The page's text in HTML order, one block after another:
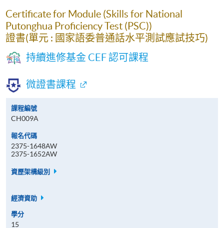
Certificate for Module (Skills for National
Putonghua Proficiency Test (PSC))
證書(單元 : 國家語委普通話水平測試應試技巧)
持續進修基金 CEF 認可課程
微證書課程
課程編號
CH009A
報名代碼
2375-1648AW
2375-1652AW
資歷架構級別
經濟資助
學分
15